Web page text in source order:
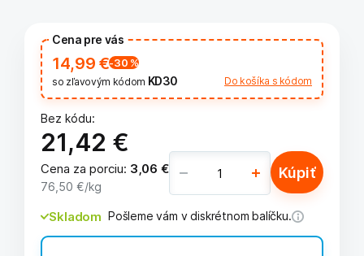
Cena pre vás
14,99 €-30 %
so zľavovým kódom KD30 Do košíka s kódom
Bez kódu:
21,42 €
Cena za porciu: 3,06 €
76,50 €/kg
Kúpiť
Skladom Pošleme vám v diskrétnom balíčku.